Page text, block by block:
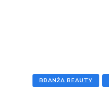
BRANŻA BEAUTY